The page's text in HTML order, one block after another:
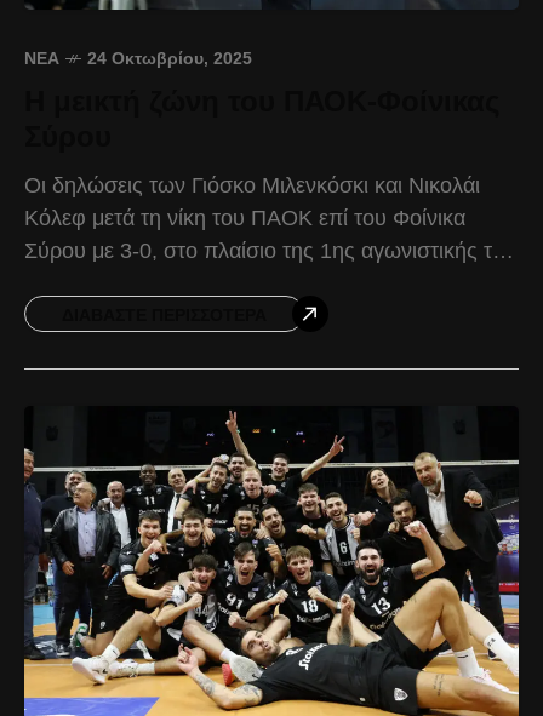
ΝΈΑ 24 Οκτωβρίου, 2025
Οι δηλώσεις των Γιόσκο Μιλενκόσκι και Νικολάι
Κόλεφ μετά τη νίκη του ΠΑΟΚ επί του Φοίνικα
Σύρου με 3-0, στο πλαίσιο της 1ης αγωνιστικής της